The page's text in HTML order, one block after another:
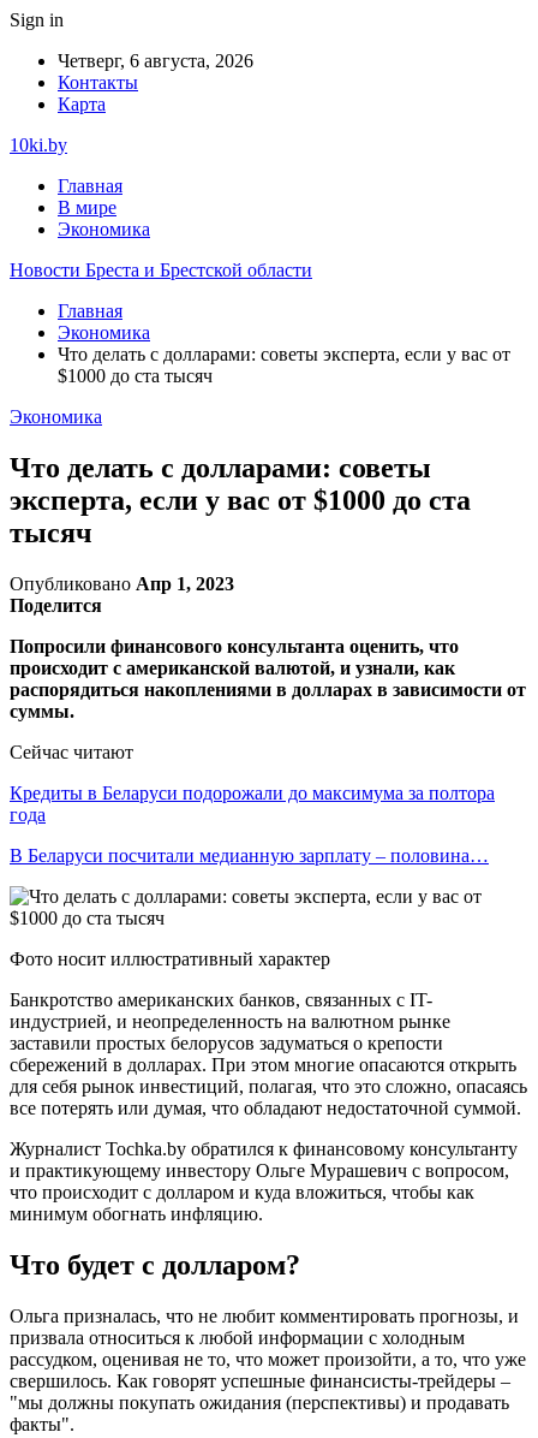
Sign in
Четверг, 6 августа, 2026
Контакты
Карта
10ki.by
Главная
В мире
Экономика
Новости Бреста и Брестской области
Главная
Экономика
Что делать с долларами: советы эксперта, если у вас от
$1000 до ста тысяч
Экономика
Что делать с долларами: советы
эксперта, если у вас от $1000 до ста
тысяч
Опубликовано Апр 1, 2023
Поделится
Попросили финансового консультанта оценить, что
происходит с американской валютой, и узнали, как
распорядиться накоплениями в долларах в зависимости от
суммы.
Сейчас читают
Кредиты в Беларуси подорожали до максимума за полтора
года
В Беларуси посчитали медианную зарплату – половина…
Фото носит иллюстративный характер
Банкротство американских банков, связанных с IT-
индустрией, и неопределенность на валютном рынке
заставили простых белорусов задуматься о крепости
сбережений в долларах. При этом многие опасаются открыть
для себя рынок инвестиций, полагая, что это сложно, опасаясь
все потерять или думая, что обладают недостаточной суммой.
Журналист Tochka.by обратился к финансовому консультанту
и практикующему инвестору Ольге Мурашевич с вопросом,
что происходит с долларом и куда вложиться, чтобы как
минимум обогнать инфляцию.
Что будет с долларом?
Ольга призналась, что не любит комментировать прогнозы, и
призвала относиться к любой информации с холодным
рассудком, оценивая не то, что может произойти, а то, что уже
свершилось. Как говорят успешные финансисты-трейдеры –
"мы должны покупать ожидания (перспективы) и продавать
факты".